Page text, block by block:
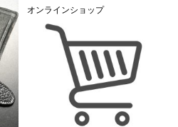
オンラインショップ